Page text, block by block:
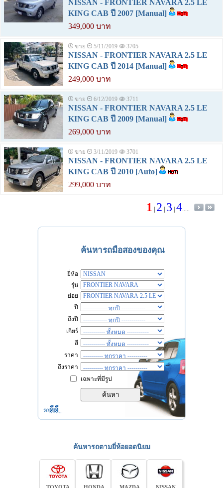
NISSAN - FRONTIER NAVARA 2.5 LE
KING CAB ปี 2007 [Manual]
349,000 บาท
ขาย 5/11/2019 3705
NISSAN - FRONTIER NAVARA 2.5 LE
KING CAB ปี 2014 [Manual]
249,000 บาท
ขาย 6/12/2019 3711
NISSAN - FRONTIER NAVARA 2.5 LE
KING CAB ปี 2009 [Manual]
269,000 บาท
ขาย 3/11/2019 3701
NISSAN - FRONTIER NAVARA 2.5 LE
KING CAB ปี 2010 [Auto]
299,000 บาท
1 2 3 4.....
ค้นหารถมือสองของคุณ
ยี่ห้อ
รุ่น
ย่อย
ปี
ถึงปี
เกียร์
สี
ราคา
ถึงราคา
เฉพาะที่มีรูป
ค้นหารถตามยี่ห้อยอดนิยม